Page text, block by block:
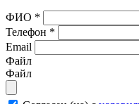
ФИО *
Телефон *
Email
Файл
Файл